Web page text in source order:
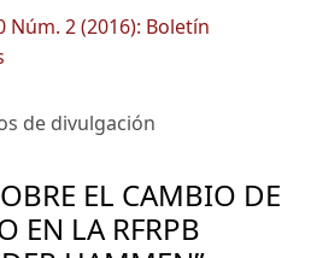
Núm. 2 (2016): Boletín
de divulgación
EL CAMBIO DE
EN LA RFRPB